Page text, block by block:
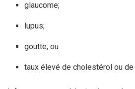
glaucome;
lupus;
goutte; ou
taux élevé de cholestérol ou